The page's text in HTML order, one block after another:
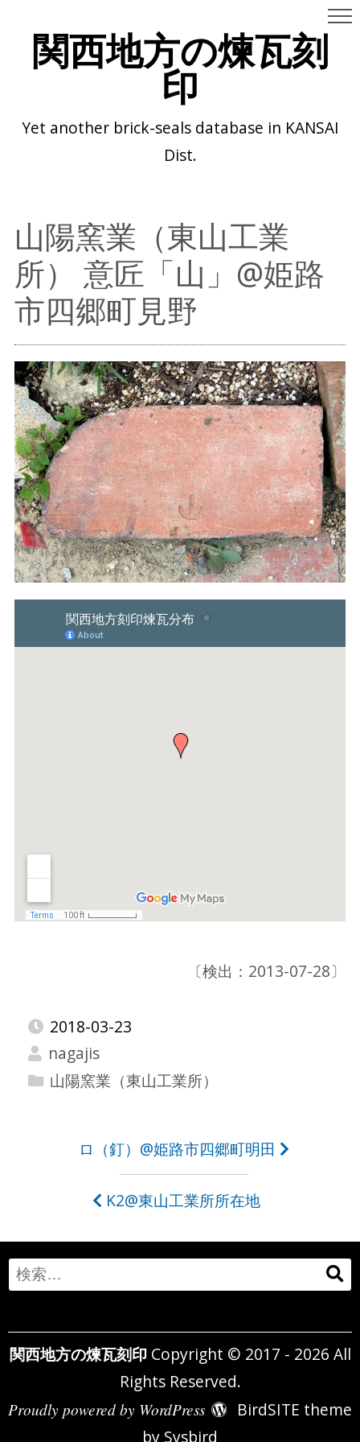
関西地方の煉瓦刻
印
Yet another brick-seals database in KANSAI
Dist.
山陽窯業（東山工業
所） 意匠「山」@姫路
市四郷町見野
〔検出：2013-07-28〕
2018-03-23
nagajis
山陽窯業（東山工業所）
ビ
ゲ
ー
シ
ョ
ロ（釘）@姫路市四郷町明田
K2@東山工業所所在地
Search
for:
関西地方の煉瓦刻印 Copyright © 2017 - 2026 All
Rights Reserved.
Proudly powered by WordPress
BirdSITE theme
by Sysbird